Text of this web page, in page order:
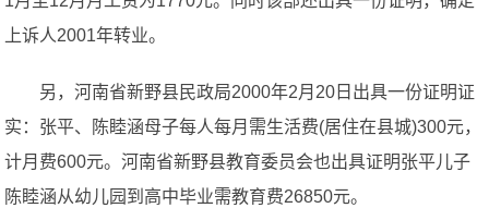
上诉人2001年转业。
另，河南省新野县民政局2000年2月20日出具一份证明证
实：张平、陈睦涵母子每人每月需生活费(居住在县城)300元，
计月费600元。河南省新野县教育委员会也出具证明张平儿子
陈睦涵从幼儿园到高中毕业需教育费26850元。